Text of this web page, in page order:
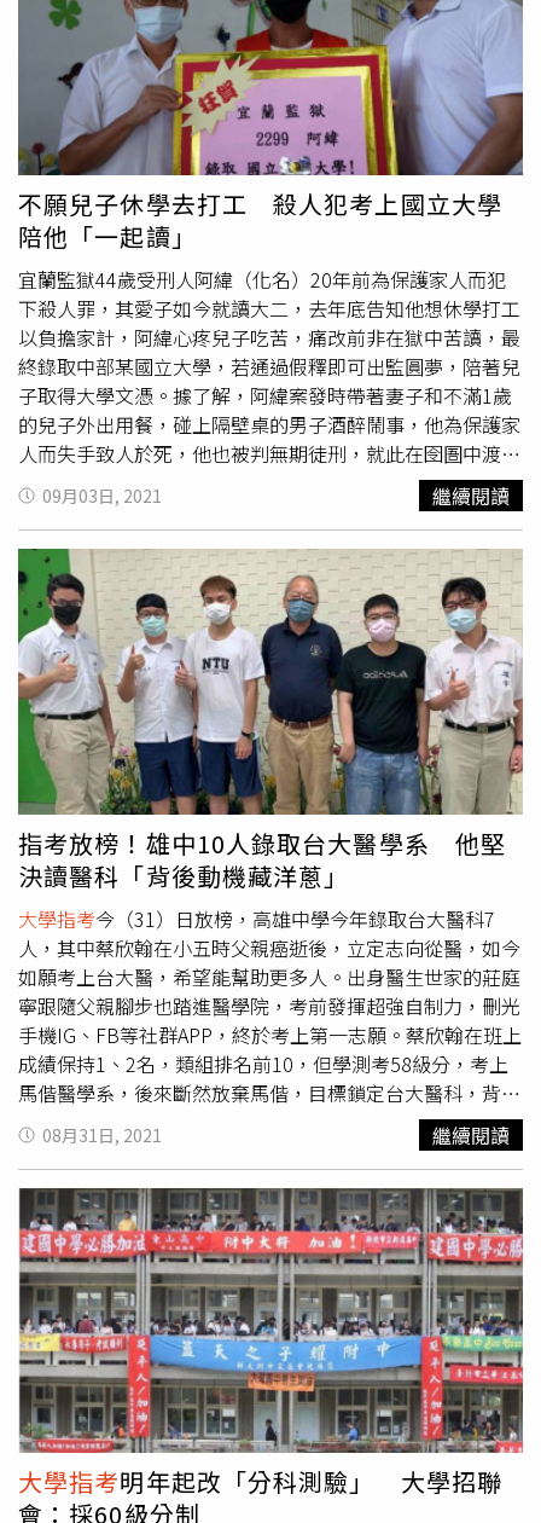
題，屆時會更加清楚，只是小朋友們真的是辛苦了！」
人文社會類考生考第2天。明年考試分發同時採計分科測驗
及學測成績，是全新的模式，無前例可循。王文俊表示，明
年招生制度變化大，尤其分科測驗從百分制改為60級分制，
可能造成考生選填志願時無所適從。明年考試分發時，大考
中心和分發會一起合作，將108學年至110學年等3年指考成
績統計資料，從百分制轉換成60級分制後公布，讓考生選填
志願時有所依據。為何分科測驗不考國文、英文及數學乙？
郭佳音說，根據課綱，分科測驗考部定必修科目及部定加深
加廣選修科目，以國文科來說，加深加廣共8學分，但考生
只要修4學分就可達畢業門檻，而加深加廣的「各類文學選
讀」（2學分）及「專題閱讀與研究」（2學分），各高中教
的都不一樣，沒辦法統一命題。同樣的，高中英文科加深加
廣科目包含第二外國語（6學分），但有人修西班牙語、有
人修日語，因此分科測驗無法考。至於數學乙，之前招聯會
主張在未來的分科測驗中納進來，但教育部還在評估，尚未
定案。
不願兒子休學去打工 殺人犯考上國立大學
陪他「一起讀」
宜蘭監獄44歲受刑人阿緯（化名）20年前為保護家人而犯
下殺人罪，其愛子如今就讀大二，去年底告知他想休學打工
以負擔家計，阿緯心疼兒子吃苦，痛改前非在獄中苦讀，最
終錄取中部某國立大學，若通過假釋即可出監圓夢，陪著兒
子取得大學文憑。據了解，阿緯案發時帶著妻子和不滿1歲
的兒子外出用餐，碰上隔壁桌的男子酒醉鬧事，他為保護家
人而失手致人於死，他也被判無期徒刑，就此在囹圄中渡過
20年，而阿緯兒子去年底探監時告知他想休學打工以分攤家
計，讓阿緯甚感愧疚。阿緯痛定思痛，希望能用行動彌補妻
小，決定報考大學陪伴孩子取得文憑，獄方也因而安排教誨
師授課，阿緯則在今年參加大學指考，在森嚴戒護下進入考
場，最終順利以高分進入中部某國立大學。喜訊傳回後讓獄
方和其他受刑人也與有榮焉，阿緯也成為第一個在監獄苦讀
考上大學的重罪犯，他目前已陳報假釋，但短期內無法出
獄，現已向錄取學校辦理休學，將待假釋獲准後再回校報
到，更以自身經歷勉勵兒子別輕言放棄，希望陪著孩子一起
圓夢。
09月03日, 2021 繼續閱讀
指考放榜！雄中10人錄取台大醫學系 他堅
決讀醫科「背後動機藏洋蔥」
大學指考今（31）日放榜，高雄中學今年錄取台大醫科7
人，其中蔡欣翰在小五時父親癌逝後，立定志向從醫，如今
如願考上台大醫，希望能幫助更多人。出身醫生世家的莊庭
寧跟隨父親腳步也踏進醫學院，考前發揮超強自制力，刪光
手機IG、FB等社群APP，終於考上第一志願。蔡欣翰在班上
成績保持1、2名，類組排名前10，但學測考58級分，考上
馬偕醫學系，後來斷然放棄馬偕，目標鎖定台大醫科，背後
動機藏有滿滿「洋蔥」。雄中生蔡欣翰在小五時父親癌逝
後，立定志向從醫，如今如願考上台大醫，希望能幫助更多
人。（圖／中國時報柯宗緯攝）出身單親家庭的蔡欣翰透
露，父親在自己小五時因肝癌去世，小時候他不太了解發生
什麼事情，只知道父親在醫院待了快1年，原本一度好轉後
來復發，那陣子滿辛苦的，直到父親辭世後，立定志向確定
要往醫科邁進。出身醫生世家的莊庭寧跟隨父親腳步也踏進
醫學院，考前發揮超強自制力，刪光手機IG、FB等社群
APP，終於考上第一志願。（圖／中國時報柯宗緯攝）蔡欣
翰說，醫生是一件滿辛苦的事情，1天可能要花1、20個小
時看病，但相當有意義，可以拯救他人性命，也可以幫助他
的家庭，「不只是救一個人 而是救全家」。而他指考前，
日讀6小時，其餘時間靠休閒娛樂舒壓，會看新聞、動漫，
反而很有自制力，不會分心。莊庭寧的爸爸是高醫外科醫生
08月31日, 2021 繼續閱讀
大學指考明年起改「分科測驗」 大學招聯
會：採60級分制